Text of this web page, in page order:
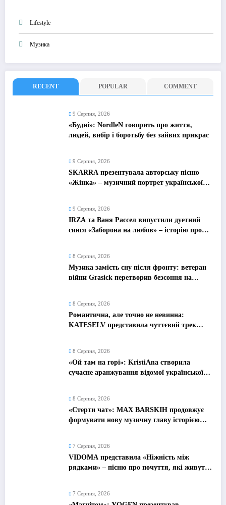
Lifestyle
Музика
RECENT POPULAR COMMENT
9 Серпня, 2026
«Будні»: NordleN говорить про життя,
людей, вибір і боротьбу без зайвих прикрас
9 Серпня, 2026
SKARRA презентувала авторську пісню
«Жінка» – музичний портрет української
9 Серпня, 2026
IRZA та Ваня Рассел випустили дуетний
сингл «Заборона на любов» – історію про
8 Серпня, 2026
Музика замість сну після фронту: ветеран
війни Grasick перетворив безсоння на
8 Серпня, 2026
Романтична, але точно не невинна:
KATESELV представила чуттєвий трек
8 Серпня, 2026
«Ой там на горі»: KristiAna створила
сучасне аранжування відомої української
8 Серпня, 2026
«Стерти чат»: MAX BARSKIH продовжує
формувати нову музичну главу історією
7 Серпня, 2026
VIDOMA представила «Ніжність між
рядками» – пісню про почуття, які живуть
7 Серпня, 2026